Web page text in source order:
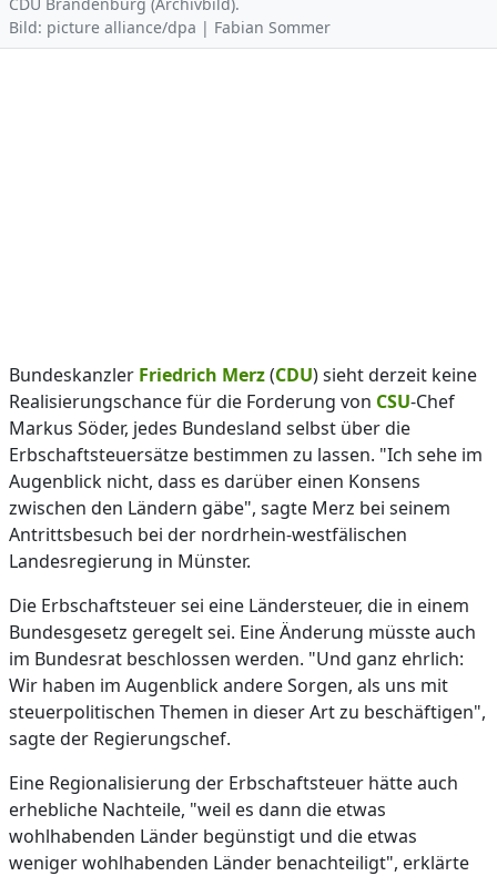
Bild: picture alliance/dpa | Fabian Sommer
Bundeskanzler Friedrich Merz(CDU) sieht derzeit keine
Realisierungschance für die Forderung von CSU-Chef
Markus Söder, jedes Bundesland selbst über die
Erbschaftsteuersätze bestimmen zu lassen. "Ich sehe im
Augenblick nicht, dass es darüber einen Konsens
zwischen den Ländern gäbe", sagte Merz bei seinem
Antrittsbesuch bei der nordrhein-westfälischen
Landesregierung in Münster.
Die Erbschaftsteuer sei eine Ländersteuer, die in einem
Bundesgesetz geregelt sei. Eine Änderung müsste auch
im Bundesrat beschlossen werden. "Und ganz ehrlich:
Wir haben im Augenblick andere Sorgen, als uns mit
steuerpolitischen Themen in dieser Art zu beschäftigen",
sagte der Regierungschef.
Eine Regionalisierung der Erbschaftsteuer hätte auch
erhebliche Nachteile, "weil es dann die etwas
wohlhabenden Länder begünstigt und die etwas
weniger wohlhabenden Länder benachteiligt", erklärte